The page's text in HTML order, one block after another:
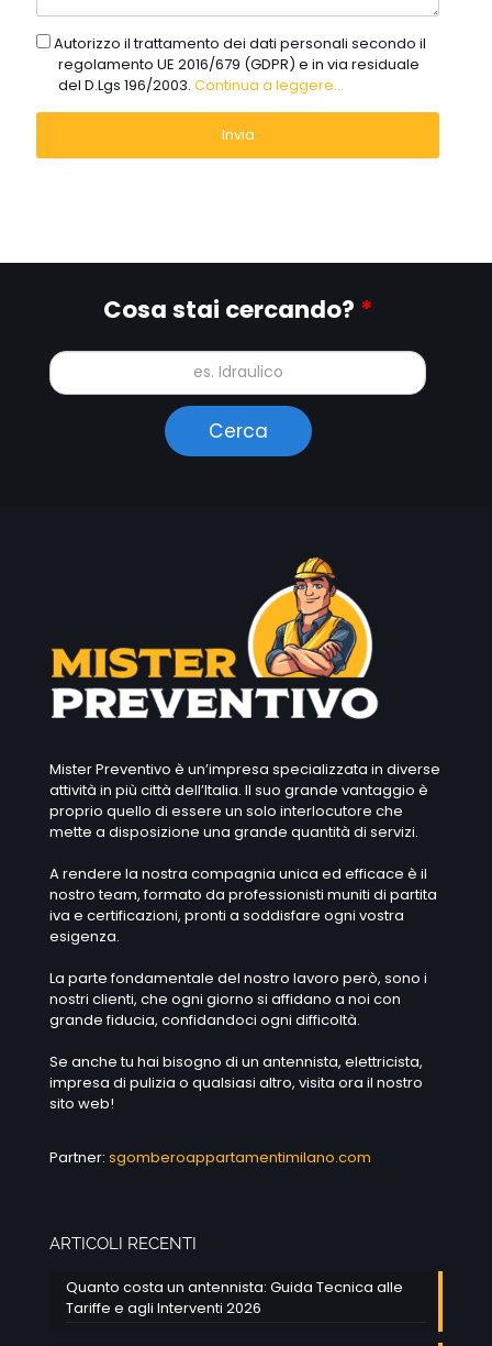
gdprAutorizzo il trattamento dei dati personali secondo il
regolamento UE 2016/679 (GDPR) e in via residuale
del D.Lgs 196/2003. Continua a leggere...
Cosa stai cercando? *
Mister Preventivo è un’impresa specializzata in diverse
attività in più città dell’Italia. Il suo grande vantaggio è
proprio quello di essere un solo interlocutore che
mette a disposizione una grande quantità di servizi.
A rendere la nostra compagnia unica ed efficace è il
nostro team, formato da professionisti muniti di partita
iva e certificazioni, pronti a soddisfare ogni vostra
esigenza.
La parte fondamentale del nostro lavoro però, sono i
nostri clienti, che ogni giorno si affidano a noi con
grande fiducia, confidandoci ogni difficoltà.
Se anche tu hai bisogno di un antennista, elettricista,
impresa di pulizia o qualsiasi altro, visita ora il nostro
sito web!
Partner: sgomberoappartamentimilano.com
ARTICOLI RECENTI
Quanto costa un antennista: Guida Tecnica alle
Tariffe e agli Interventi 2026